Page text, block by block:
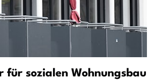
für sozialen Wohnungsbau